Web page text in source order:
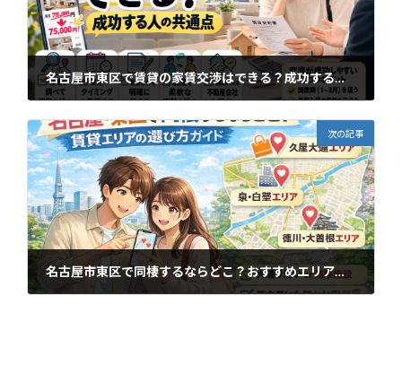
名古屋市東区で賃貸の家賃交渉はできる？成功する人の共通点
次の記事
名古屋市東区で同棲するならどこ？おすすめエリアと賃貸の選び方（お部屋探しガイド）